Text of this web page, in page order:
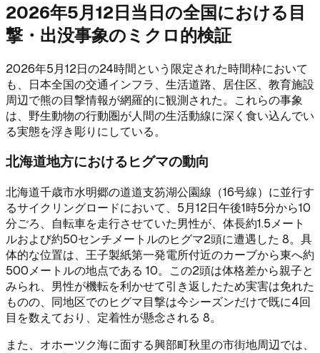
2026年5月12日当日の全国における目
撃・出没事象のミクロ的検証
2026年5月12日の24時間という限定された時間枠において
も、日本全国の交通インフラ、生活道路、居住区、教育施設
周辺で熊の目撃情報が網羅的に観測された。これらの事象
は、野生動物の行動圏が人間の生活動線に深く食い込んでい
る実態を浮き彫りにしている。
北海道地方におけるヒグマの動向
北海道千歳市水明郷の道道支笏湖公園線（16号線）に並行す
るサイクリングロードにおいて、5月12日午後1時5分から10
分ごろ、自転車を走行させていた男性が、体長約1.5メート
ルおよび約50センチメートルのヒグマ2頭に遭遇した 8。具
体的な位置は、王子製紙第一発電所付近のカーブから東へ約
500メートルの地点である 10。この2頭は体格差から親子と
みられ、男性が機転を利かせて引き返したため実害は免れた
ものの、同地区でのヒグマ目撃は今シーズンだけで既に4回
目を数えており、定着性が懸念される 8。
また、オホーツク海に面する興部町秋里の市街地周辺では、